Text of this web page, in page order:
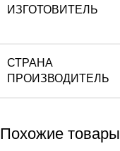
ИЗГОТОВИТЕЛЬ
СТРАНА
ПРОИЗВОДИТЕЛЬ
Похожие товары